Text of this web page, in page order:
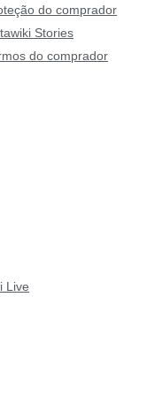
do comprador
Stories
do comprador
Live